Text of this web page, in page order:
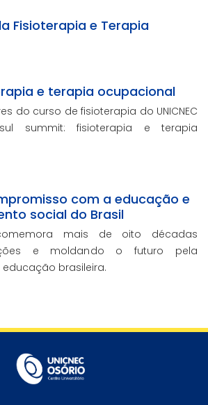
Fisioterapia e Terapia
e terapia ocupacional
do curso de fisioterapia do UNICNEC
summit: fisioterapia e terapia
com a educação e
social do Brasil
mais de oito décadas
e moldando o futuro pela
brasileira.